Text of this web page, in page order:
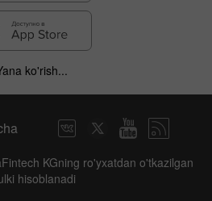
ko'rish...
KGning ro'yxatdan o'tkazilgan
hisoblanadi